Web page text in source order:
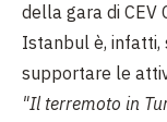
della gara di CEV
Istanbul è, infatti,
supportare le
"Il terremoto in